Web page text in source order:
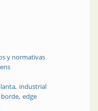
y normativas
industrial
edge